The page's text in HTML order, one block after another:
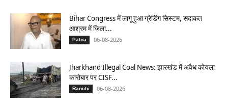
Bihar Congress में लागू हुआ ग्रेडिंग सिस्टम, सदाकत
आश्रम में जिला...
Patna 06-08-2026
Jharkhand Illegal Coal News: झारखंड में अवैध कोयला
कारोबार पर CISF...
Ranchi 06-08-2026